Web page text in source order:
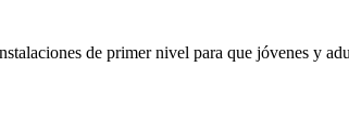
de primer nivel para que jóvenes y